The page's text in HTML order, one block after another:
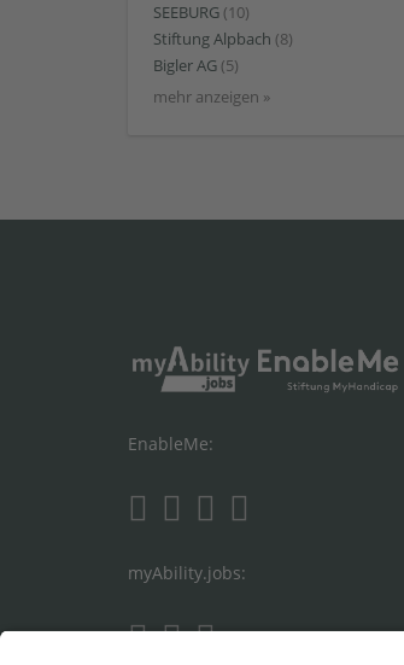
SEEBURG (10)
Stiftung Alpbach (8)
Bigler AG (5)
mehr anzeigen »
EnableMe:
myAbility.jobs: